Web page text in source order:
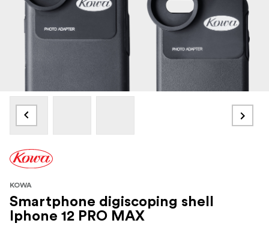
KOWA
Smartphone digiscoping shell
Iphone 12 PRO MAX